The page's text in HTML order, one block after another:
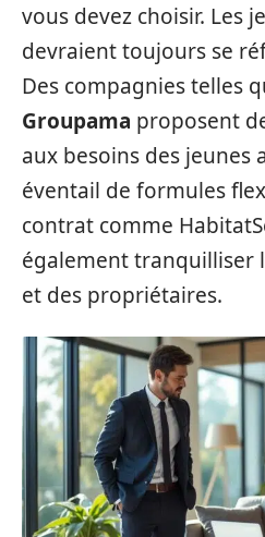
vous devez choisir. Les
devraient toujours se
Des compagnies telles
Groupama proposent
aux besoins des jeunes
éventail de formules
contrat comme
également tranquilliser
et des propriétaires.